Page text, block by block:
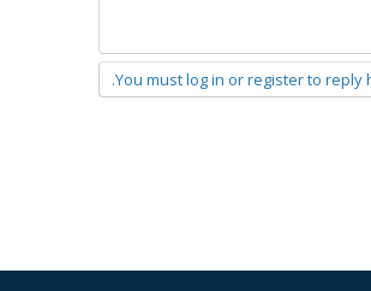
You must log in or register to reply